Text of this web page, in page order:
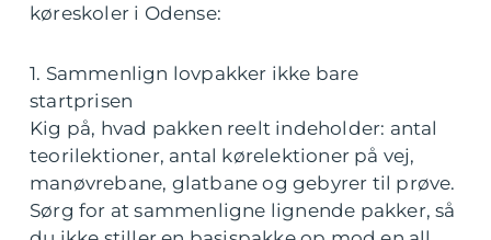
køreskoler i Odense:
1. Sammenlign lovpakker ikke bare
startprisen
Kig på, hvad pakken reelt indeholder: antal
teorilektioner, antal kørelektioner på vej,
manøvrebane, glatbane og gebyrer til prøve.
Sørg for at sammenligne lignende pakker, så